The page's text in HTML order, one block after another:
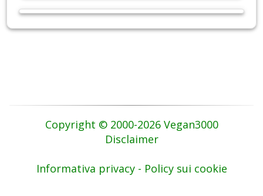
Copyright © 2000-2026 Vegan3000
Disclaimer
Informativa privacy - Policy sui cookie